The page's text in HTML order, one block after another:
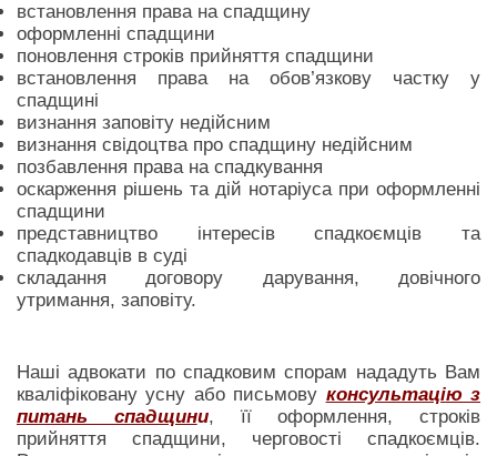
встановлення права на спадщину
оформленні спадщини
поновлення строків прийняття спадщини
встановлення права на обов’язкову частку у
спадщині
визнання заповіту недійсним
визнання свідоцтва про спадщину недійсним
позбавлення права на спадкування
оскарження рішень та дій нотаріуса при оформленні
спадщини
представництво інтересів спадкоємців та
спадкодавців в суді
складання договору дарування, довічного
утримання, заповіту.
Наші адвокати по спадковим спорам нададуть Вам
кваліфіковану усну або письмову консультацію з
питань спадщини, її оформлення, строків
прийняття спадщини, черговості спадкоємців.